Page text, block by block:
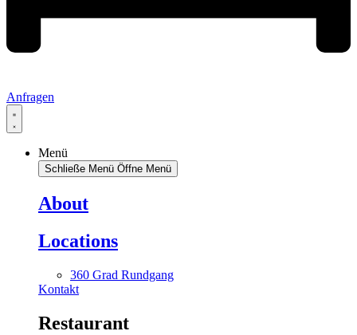
Anfragen
Menü
Schließe Menü Öffne Menü
About
Locations
360 Grad Rundgang
Kontakt
Restaurant